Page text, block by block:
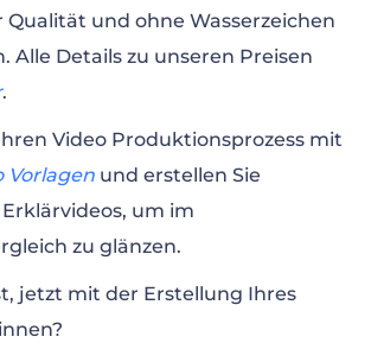
Qualität und ohne Wasserzeichen
Alle Details zu unseren Preisen
.
Video Produktionsprozess mit
Vorlagen und erstellen Sie
um im
zu glänzen.
jetzt mit der Erstellung Ihres